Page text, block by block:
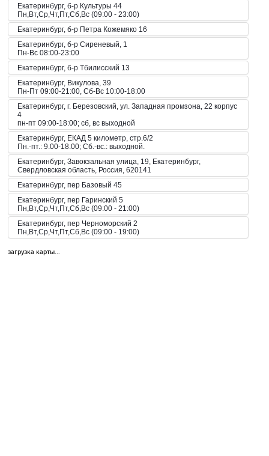
Екатеринбург, б-р Культуры 44
Пн,Вт,Ср,Чт,Пт,Сб,Вс (09:00 - 23:00)
Екатеринбург, б-р Петра Кожемяко 16
Екатеринбург, б-р Сиреневый, 1
Пн-Вс 08:00-23:00
Екатеринбург, б-р Тбилисский 13
Екатеринбург, Викулова, 39
Пн-Пт 09:00-21:00, Сб-Вс 10:00-18:00
Екатеринбург, г. Березовский, ул. Западная промзона, 22 корпус
4
пн-пт 09:00-18:00; сб, вс выходной
Екатеринбург, ЕКАД 5 километр, стр.6/2
Пн.-пт.: 9.00-18.00; Сб.-вс.: выходной.
Екатеринбург, Завокзальная улица, 19, Екатеринбург,
Свердловская область, Россия, 620141
Екатеринбург, пер Базовый 45
Екатеринбург, пер Гаринский 5
Пн,Вт,Ср,Чт,Пт,Сб,Вс (09:00 - 21:00)
Екатеринбург, пер Черноморский 2
Пн,Вт,Ср,Чт,Пт,Сб,Вс (09:00 - 19:00)
Пн-Вс 10:00-20:00
загрузка карты...